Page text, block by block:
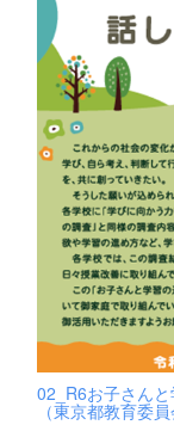
02_R6お子さん
（東京都教育委